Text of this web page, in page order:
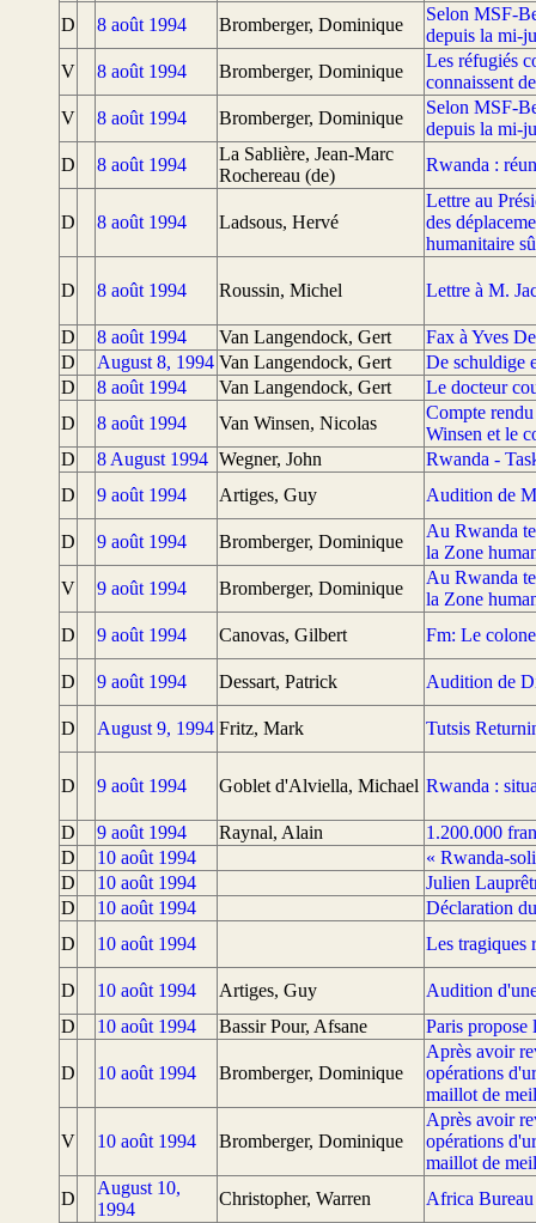
D
8 août 1994 Bromberger, Dominique
Selon MSF-
depuis la mi-
V
8 août 1994 Bromberger, Dominique
Les réfugiés
connaissent
V
8 août 1994 Bromberger, Dominique
Selon MSF-
depuis la mi-
D
8 août 1994
La Sablière, Jean-Marc
Rochereau (de)
Rwanda :
D 8 août 1994 Ladsous, Hervé
Lettre au
des
humanitaire
D 8 août 1994 Roussin, Michel Lettre à M.
D 8 août 1994 Van Langendock, Gert
Fax à Yves
D
August 8, 1994 Van Langendock, Gert
De schuldige
D
8 août 1994 Van Langendock, Gert
Le docteur
D
8 août 1994 Van Winsen, Nicolas
Compte
Winsen et le
D
8 August 1994 Wegner, John
Rwanda -
D
9 août 1994 Artiges, Guy Audition de
D 9 août 1994 Bromberger, Dominique
Au Rwanda
la Zone
V
9 août 1994 Bromberger, Dominique
Au Rwanda
la Zone
D
9 août 1994 Canovas, Gilbert Fm: Le
D 9 août 1994 Dessart, Patrick Audition de
D August 9, 1994 Fritz, Mark Tutsis
D 9 août 1994 Goblet d'Alviella, Michael Rwanda :
D 9 août 1994 Raynal, Alain
1.200.000
D
10 août 1994
« Rwanda-
D
10 août 1994
Julien
D
10 août 1994
Déclaration
D
10 août 1994 Les tragiques
D 10 août 1994 Artiges, Guy
Audition
D
10 août 1994 Bassir Pour, Afsane Paris propose
D 10 août 1994 Bromberger, Dominique
Après avoir
opérations
maillot de
V 10 août 1994 Bromberger, Dominique
Après avoir
opérations
maillot de
D
August 10,
1994
Christopher, Warren Africa